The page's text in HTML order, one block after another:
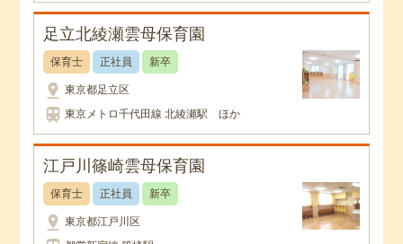
足立北綾瀬雲母保育園
保育士 正社員 新卒
pin_drop 東京都足立区
train 東京メトロ千代田線 北綾瀬駅 ほか
江戸川篠崎雲母保育園
保育士 正社員 新卒
pin_drop 東京都江戸川区